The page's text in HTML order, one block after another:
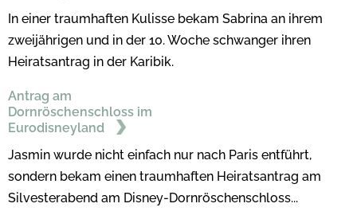
In einer traumhaften Kulisse bekam Sabrina an ihrem
zweijährigen und in der 10. Woche schwanger ihren
Heiratsantrag in der Karibik.
Antrag am
Dornröschenschloss im
Eurodisneyland
Jasmin wurde nicht einfach nur nach Paris entführt,
sondern bekam einen traumhaften Heiratsantrag am
Silvesterabend am Disney-Dornröschenschloss...